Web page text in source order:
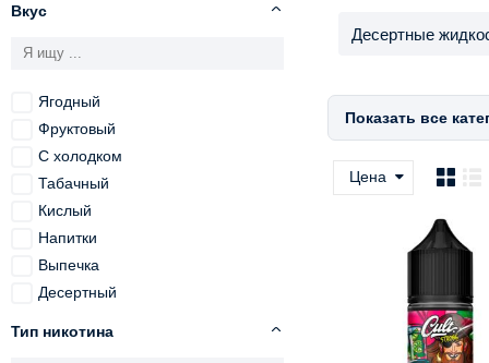
Вкус
Ягодный
Фруктовый
С холодком
Табачный
Кислый
Напитки
Выпечка
Десертный
Тип никотина
Десертные
Показать все
Цена